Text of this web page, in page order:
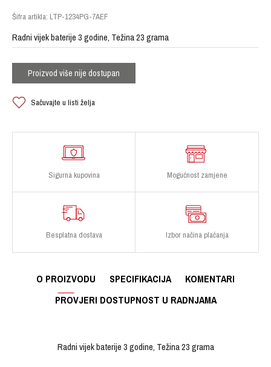
Šifra artikla: LTP-1234PG-7AEF
Radni vijek baterije 3 godine, Težina 23 grama
Proizvod više nije dostupan
Sačuvajte u listi želja
Sigurna kupovina Mogućnost zamjene
Besplatna dostava Izbor načina plaćanja
O PROIZVODU SPECIFIKACIJA
KOMENTARI
PROVJERI DOSTUPNOST U RADNJAMA
Radni vijek baterije 3 godine, Težina 23 grama